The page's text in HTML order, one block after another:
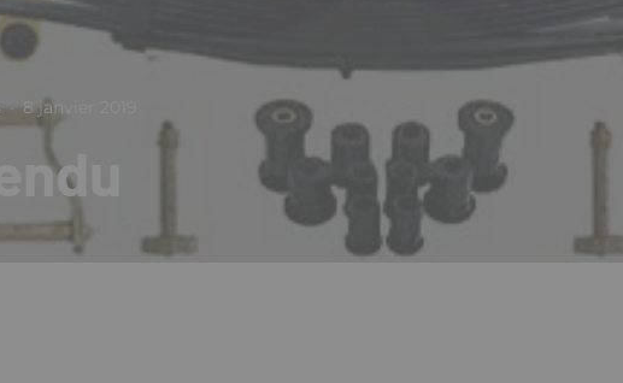
· 8 janvier 2019